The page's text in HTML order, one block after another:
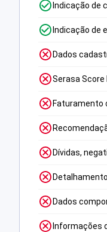
Indicação de
Indicação de
Dados
Serasa Score
Faturamento
Dívidas,
Dados
Informações